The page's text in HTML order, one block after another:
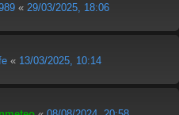
« 29/03/2025, 18:06
« 13/03/2025, 10:14